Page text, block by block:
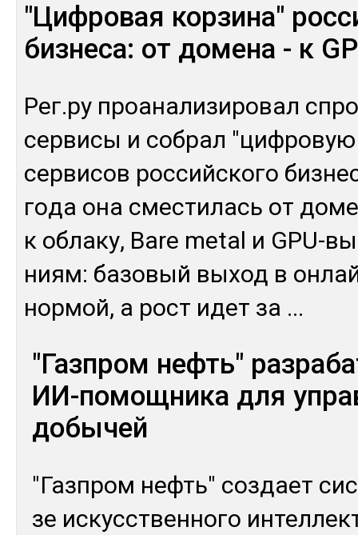
"Цифровая корзина"
бизнеса: от домена - к
Рег.ру проа­на­лизи­ровал
сер­ви­сы и соб­рал "циф­ро­вую
сер­ви­сов рос­сий­ско­го
го­да она смес­ти­лась от
к об­ла­ку, Bare metal и GPU-
ниям: ба­зовый вы­ход в
нор­мой, а рост идет за ...
"Газпром нефть"
ИИ-помощника для
добычей
"Газ­пром нефть" соз­дает
зе ис­кусс­твен­но­го